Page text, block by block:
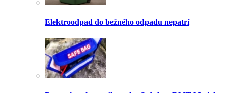
Elektroodpad do bežného odpadu nepatrí